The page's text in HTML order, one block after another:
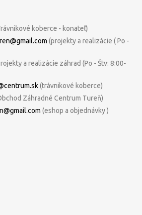
koberce - konateľ)
(projekty a realizácie ( Po -
a realizácie záhrad (Po - Štv: 8:00-
(trávnikové koberce)
Záhradné Centrum Tureň)
(eshop a objednávky )